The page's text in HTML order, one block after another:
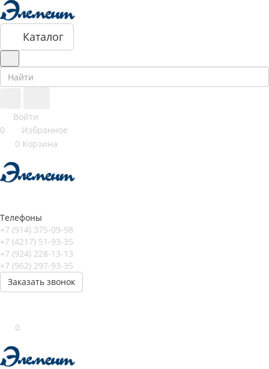
Каталог
Войти
0
Избранное
0 Корзина
Телефоны
+7 (914) 375-09-98
+7 (4217) 51-93-35
+7 (924) 228-13-13
+7 (962) 297-93-35
Заказать звонок
0